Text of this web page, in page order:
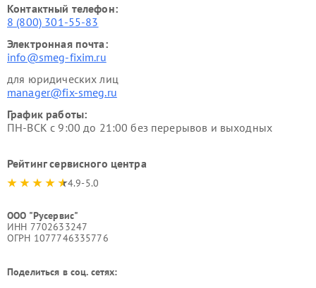
Контактный телефон:
8 (800) 301-55-83
Электронная почта:
info@smeg-fixim.ru
для юридических лиц
manager@fix-smeg.ru
График работы:
ПН-ВСК с 9:00 до 21:00 без перерывов и выходных
Рейтинг сервисного центра
4.9-5.0
ООО "Русервис"
ИНН 7702633247
ОГРН 1077746335776
Поделиться в соц. сетях: